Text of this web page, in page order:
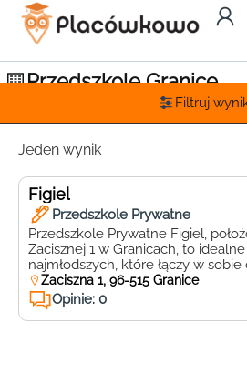
Przedszkole Granice
Filtruj
Jeden wynik
Figiel
Przedszkole Prywatne
Przedszkole Prywatne Figiel,
Zacisznej 1 w Granicach, to
najmłodszych, które łączy w
atmosferę z nowoczesnym
Figiel to placówka, która stawia na
zabawę i kreatywne zajęcia.
pedagogiczna dba o
Zaciszna 1, 96-515 Granice
Opinie: 0